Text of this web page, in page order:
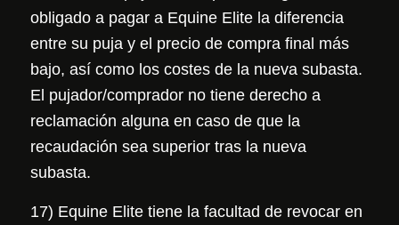
obligado a pagar a Equine Elite la diferencia
entre su puja y el precio de compra final más
bajo, así como los costes de la nueva subasta.
El pujador/comprador no tiene derecho a
reclamación alguna en caso de que la
recaudación sea superior tras la nueva
subasta.
17) Equine Elite tiene la facultad de revocar en